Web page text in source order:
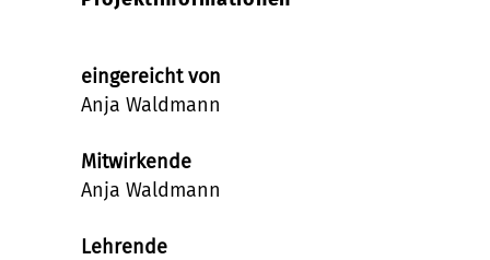
eingereicht von
Anja Waldmann
Mitwirkende
Anja Waldmann
Lehrende